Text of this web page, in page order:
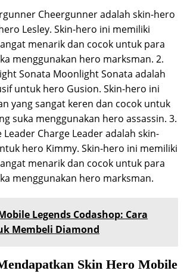
Cheergunner adalah skin-hero
Lesley. Skin-hero ini memiliki
menarik dan cocok untuk para
menggunakan hero marksman. 2.
Sonata Moonlight Sonata adalah
untuk hero Gusion. Skin-hero ini
yang sangat keren dan cocok untuk
suka menggunakan hero assassin. 3.
Leader Charge Leader adalah skin-
hero Kimmy. Skin-hero ini memiliki
menarik dan cocok untuk para
menggunakan hero marksman.
Legends Codashop: Cara
Membeli Diamond
Skin Hero Mobile